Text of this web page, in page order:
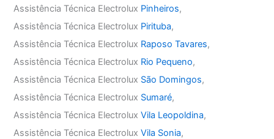
Assistência Técnica Electrolux Pinheiros,
Assistência Técnica Electrolux Pirituba,
Assistência Técnica Electrolux Raposo Tavares,
Assistência Técnica Electrolux Rio Pequeno,
Assistência Técnica Electrolux São Domingos,
Assistência Técnica Electrolux Sumaré,
Assistência Técnica ElectroluxVila Leopoldina,
Assistência Técnica ElectroluxVila Sonia,